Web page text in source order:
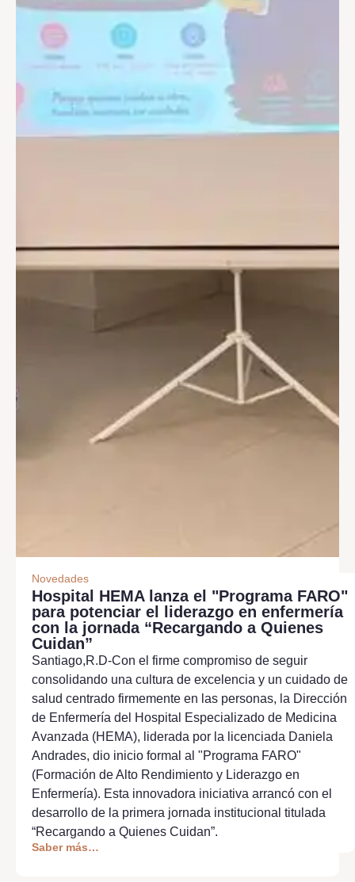
Novedades
Hospital HEMA lanza el "Programa FARO"
para potenciar el liderazgo en enfermería
con la jornada “Recargando a Quienes
Cuidan”
Santiago,R.D-Con el firme compromiso de seguir
consolidando una cultura de excelencia y un cuidado de
salud centrado firmemente en las personas, la Dirección
de Enfermería del Hospital Especializado de Medicina
Avanzada (HEMA), liderada por la licenciada Daniela
Andrades, dio inicio formal al "Programa FARO"
(Formación de Alto Rendimiento y Liderazgo en
Enfermería). Esta innovadora iniciativa arrancó con el
desarrollo de la primera jornada institucional titulada
“Recargando a Quienes Cuidan”.
Saber más…